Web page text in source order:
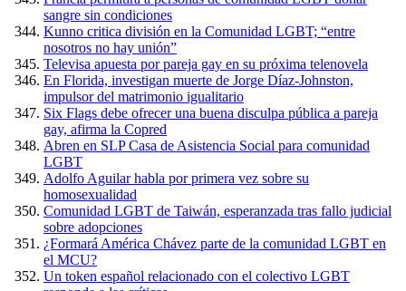
sangre sin condiciones
Kunno critica división en la Comunidad LGBT; “entre
nosotros no hay unión”
Televisa apuesta por pareja gay en su próxima telenovela
En Florida, investigan muerte de Jorge Díaz-Johnston,
impulsor del matrimonio igualitario
Six Flags debe ofrecer una buena disculpa pública a pareja
gay, afirma la Copred
Abren en SLP Casa de Asistencia Social para comunidad
LGBT
Adolfo Aguilar habla por primera vez sobre su
homosexualidad
Comunidad LGBT de Taiwán, esperanzada tras fallo judicial
sobre adopciones
¿Formará América Chávez parte de la comunidad LGBT en
el MCU?
Un token español relacionado con el colectivo LGBT